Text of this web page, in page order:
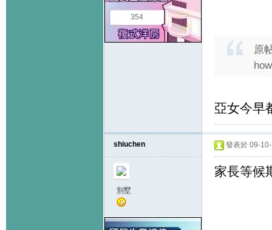
354
原
亞女今早
shiuchen
別墅
發表於 09-
家長等候